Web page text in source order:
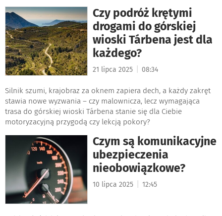
Czy podróż krętymi
drogami do górskiej
wioski Tárbena jest dla
każdego?
21 lipca 2025 08:34
Silnik szumi, krajobraz za oknem zapiera dech, a każdy zakręt
stawia nowe wyzwania – czy malownicza, lecz wymagająca
trasa do górskiej wioski Tárbena stanie się dla Ciebie
motoryzacyjną przygodą czy lekcją pokory?
Czym są komunikacyjne
ubezpieczenia
nieobowiązkowe?
10 lipca 2025 12:45